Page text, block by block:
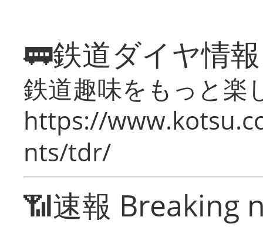
🚃鉄道ダイヤ情
鉄道趣味をもっと楽
https://
nts/tdr/
📶速報 Breaking